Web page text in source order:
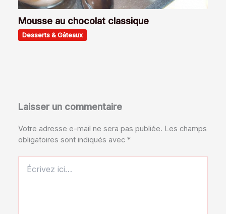
Mousse au chocolat classique
Desserts & Gâteaux
Laisser un commentaire
Votre adresse e-mail ne sera pas publiée. Les champs
obligatoires sont indiqués avec*
ici…